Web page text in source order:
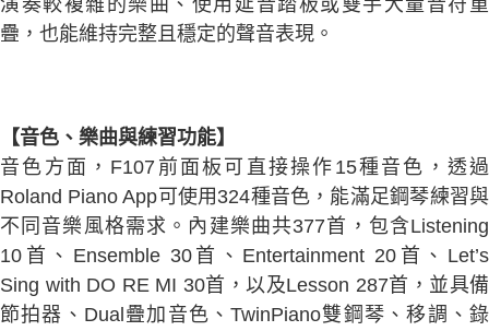
演奏較複雜的樂曲、使用延音踏板或雙手大量音符重
疊，也能維持完整且穩定的聲音表現。
【音色、樂曲與練習功能】
音色方面，F107前面板可直接操作15種音色，透過
Roland Piano App可使用324種音色，能滿足鋼琴練習與
不同音樂風格需求。內建樂曲共377首，包含Listening
10首、Ensemble 30首、Entertainment 20首、Let’s
Sing with DO RE MI 30首，以及Lesson 287首，並具備
節拍器、Dual疊加音色、TwinPiano雙鋼琴、移調、錄